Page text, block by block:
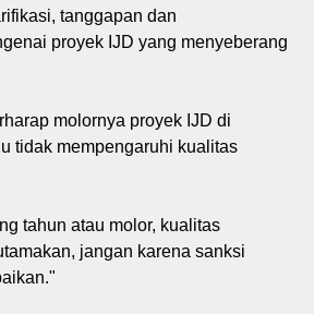
tanggapan dan
proyek IJD yang menyeberang
molornya proyek IJD di
tidak mempengaruhi kualitas
tahun atau molor, kualitas
jangan karena sanksi